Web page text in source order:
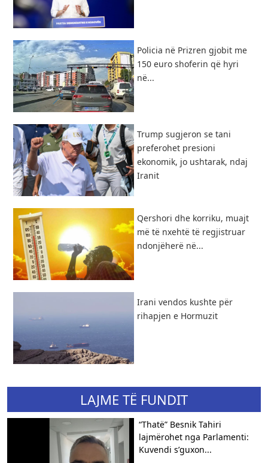
Policia në Prizren gjobit me
150 euro shoferin që hyri
në...
Trump sugjeron se tani
preferohet presioni
ekonomik, jo ushtarak, ndaj
Iranit
Qershori dhe korriku, muajt
më të nxehtë të regjistruar
ndonjëherë në...
Irani vendos kushte për
rihapjen e Hormuzit
LAJME TË FUNDIT
“Thatë” Besnik Tahiri
lajmërohet nga Parlamenti:
Kuvendi s’guxon...